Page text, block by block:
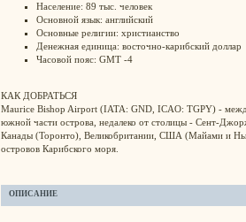
Население: 89 тыс. человек
Основной язык: английский
Основные религии: христианство
Денежная единица: восточно-карибский доллар
Часовой пояс: GMT -4
КАК ДОБРАТЬСЯ
Maurice Bishop Airport (IATA: GND, ICAO: TGPY) -
южной части острова, недалеко от столицы - Сент-
Канады (Торонто), Великобритании, США (Майами и
островов Карибского моря.
ОПИСАНИЕ